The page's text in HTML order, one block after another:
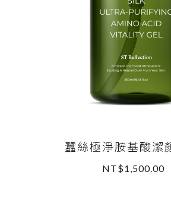
蠶絲極淨胺基酸潔
NT$1,500.00